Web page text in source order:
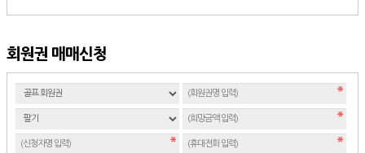
회원권 매매신청